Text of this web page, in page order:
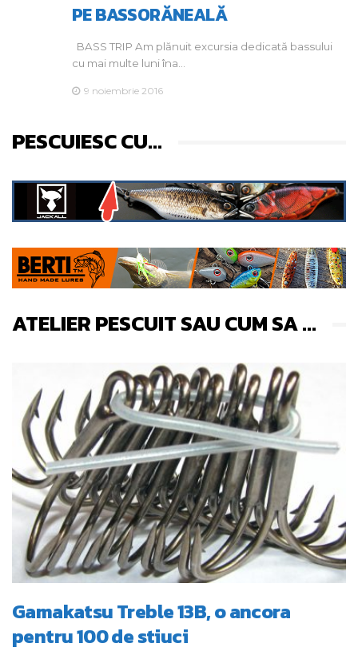
PE BASSORĂNEALĂ
BASS TRIP Am plănuit excursia dedicată bassului
cu mai multe luni îna…
9 noiembrie 2016
PESCUIESC CU...
ATELIER PESCUIT SAU CUM SA ...
Gamakatsu Treble 13B, o ancora
pentru 100 de stiuci